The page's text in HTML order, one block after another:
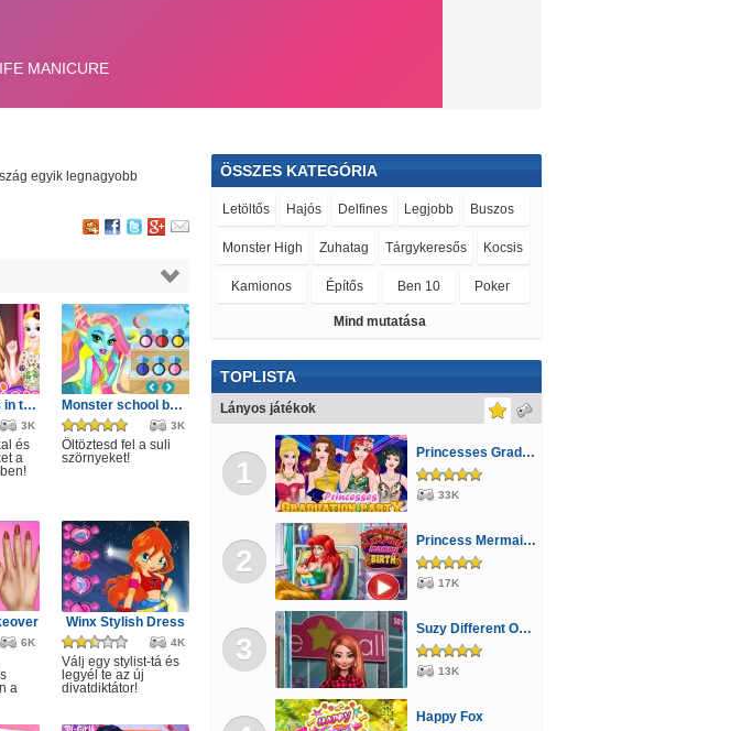
egyik legnagyobb
Fashion dress in tulle style
3K
és
a
Monster school beach party game
3K
Öltöztesd fel a suli
szörnyeket!
6K
a
Winx Stylish Dress
4K
Válj egy stylist-tá és
legyél te az új
divatdiktátor!
ÖSSZES KATEGÓRIA
Letöltős Hajós Delfines Legjobb Buszos
Monster High Zuhatag Tárgykeresős Kocsis
Kamionos Építős Ben 10 Poker
Állatos Vicces
Motoros Robotos LEGO® Orvosos Kvíz
Violetta Tom és Jerry Sakk
Mászkálós Kiszolgálós
Lányos Barbie Golyós Repülős
Majmos Spongyabob Cápás Transformers
Verekedős Sütős Stratégiai
Főzős Fiús Berendezős Rejtett tárgy
Jégvarázs Mahjong Parkolós
Pókemberes Öltöztetős Szerelmes
Mind mutatása
TOPLISTA
Lányos játékok
1
Princesses Graduation Party Night
33K
2
Princess Mermaid Mommy Birth
17K
3
Suzy Different Outfit Events
13K
Happy Fox